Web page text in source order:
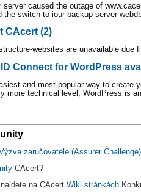
server caused the outage of
the switch to iour backup-server
CAcert (2)
websites are unavailable
Connect for WordPress
and most popular way to
more technical level, WordPress is
zaručovatele (Assurer Challenge)
CAcert?
na CAcert Wiki stránkách